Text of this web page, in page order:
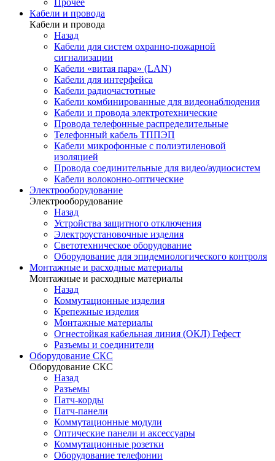
Прочее
Кабели и провода
Кабели и провода
Назад
Кабели для систем охранно-пожарной
сигнализации
Кабели «витая пара» (LAN)
Кабели для интерфейса
Кабели радиочастотные
Кабели комбинированные для видеонаблюдения
Кабели и провода электротехнические
Провода телефонные распределительные
Телефонный кабель ТППЭП
Кабели микрофонные с полиэтиленовой
изоляцией
Провода соединительные для видео/аудиосистем
Кабели волоконно-оптические
Электрооборудование
Электрооборудование
Назад
Устройства защитного отключения
Электроустановочные изделия
Светотехническое оборудование
Оборудование для эпидемиологического контроля
Монтажные и расходные материалы
Монтажные и расходные материалы
Назад
Коммутационные изделия
Крепежные изделия
Монтажные материалы
Огнестойкая кабельная линия (ОКЛ) Гефест
Разъемы и соединители
Оборудование СКС
Оборудование СКС
Назад
Разъемы
Патч-корды
Патч-панели
Коммутационные модули
Оптические панели и аксессуары
Коммутационные розетки
Оборудование телефонии